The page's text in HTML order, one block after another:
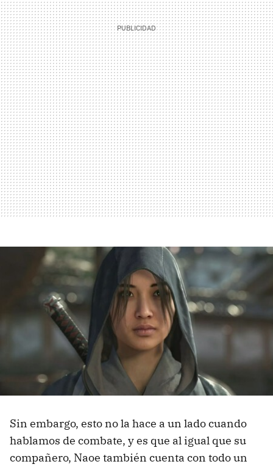
Sin embargo, esto no la hace a un lado cuando
hablamos de combate, y es que al igual que su
compañero, Naoe también cuenta con todo un